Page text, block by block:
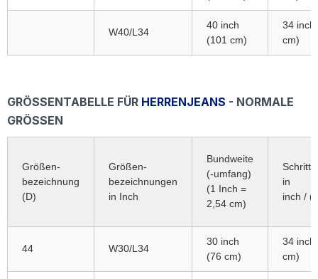
W40/L34
40 inch
(101 cm)
34 inch
cm)
GRÖSSENTABELLE FÜR HERRENJEANS - NORMALE
GRÖSSEN
Größen-
bezeichnung
(D)
Größen-
bezeichnungen
in Inch
Bundweite
(-umfang)
(1 Inch =
2,54 cm)
in
inch /
44 W30/L34
30 inch
(76 cm)
34 inch
cm)